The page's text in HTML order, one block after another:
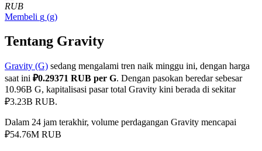
COIN-M Berjangka
Mata Uang Kripto Berjangka
TradFi
RUB
Membeli g (g)
Tentang Gravity
Gravity (G) sedang mengalami tren naik minggu ini, dengan harga
saat ini ₽0.29371 RUB per G. Dengan pasokan beredar sebesar
10.96B G, kapitalisasi pasar total Gravity kini berada di sekitar
₽3.23B RUB.
Dalam 24 jam terakhir, volume perdagangan Gravity mencapai
₽54.76M RUB